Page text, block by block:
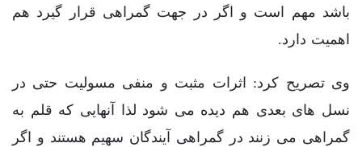
باشد مهم است و اگر در جهت گمراهی قرار گیرد هم
اهمیت دارد.
وی تصریح کرد: اثرات مثبت و منفی مسولیت حتی در
نسل های بعدی هم دیده می شود لذا آنهایی که قلم به
گمراهی می زنند در گمراهی آیندگان سهیم هستند و اگر